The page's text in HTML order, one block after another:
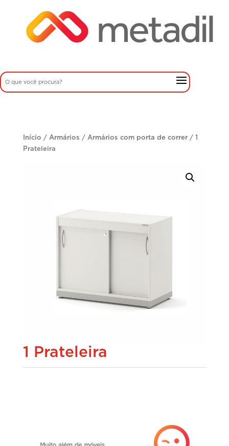
Início / Armários / Armários com porta de correr/ 1
Prateleira
1 Prateleira